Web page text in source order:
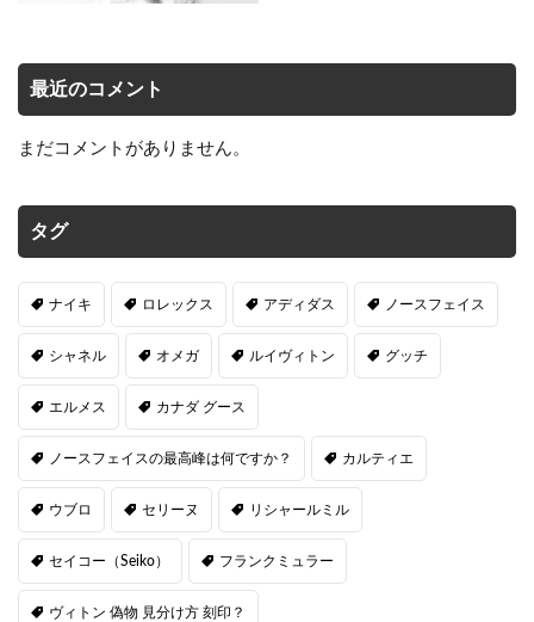
最近のコメント
まだコメントがありません。
タグ
ナイキ ロレックス アディダス ノースフェイス
シャネル オメガ ルイヴィトン グッチ
エルメス カナダ グース
ノースフェイスの最高峰は何ですか？ カルティエ
ウブロ セリーヌ リシャールミル
セイコー（Seiko） フランクミュラー
ヴィトン 偽物 見分け方 刻印？